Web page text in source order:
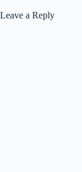
Leave a Reply